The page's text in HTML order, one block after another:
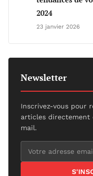
2024
23 janvier 2026
Newsletter
Inscrivez-vous pour
articles directement
mail.